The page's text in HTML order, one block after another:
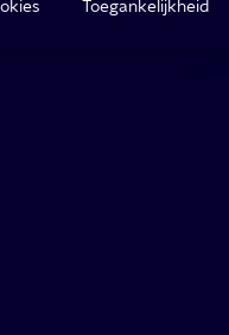
Toegankelijkheid